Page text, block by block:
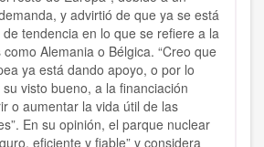
y advirtió de que ya se está
tendencia en lo que se refiere a la
Alemania o Bélgica. “Creo que
ya está dando apoyo, o por lo
visto bueno, a la financiación
o aumentar la vida útil de las
En su opinión, el parque nuclear
eficiente y fiable” y considera